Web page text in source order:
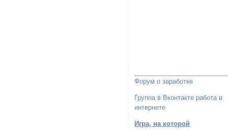
Форум о заработке
Группа в Вконтакте работа в
интернете
Игра, на которой